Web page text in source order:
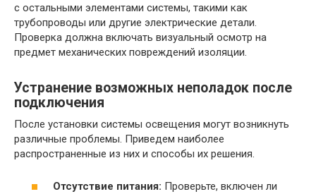
с остальными элементами системы, такими как
трубопроводы или другие электрические детали.
Проверка должна включать визуальный осмотр на
предмет механических повреждений изоляции.
Устранение возможных неполадок после
подключения
После установки системы освещения могут возникнуть
различные проблемы. Приведем наиболее
распространенные из них и способы их решения.
Отсутствие питания: Проверьте, включен ли